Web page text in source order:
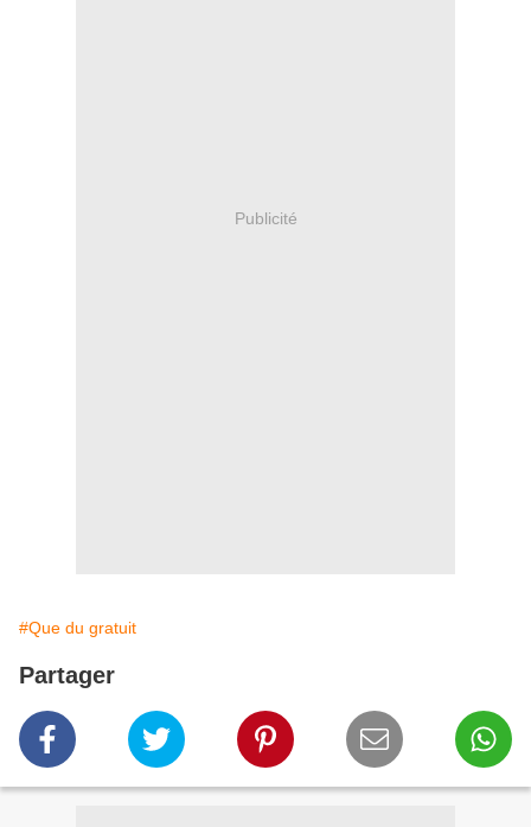
Publicité
#Que du gratuit
Partager